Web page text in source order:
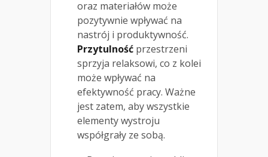
oraz materiałów może
pozytywnie wpływać na
nastrój i produktywność.
Przytulność przestrzeni
sprzyja relaksowi, co z kolei
może wpływać na
efektywność pracy. Ważne
jest zatem, aby wszystkie
elementy wystroju
współgrały ze sobą.